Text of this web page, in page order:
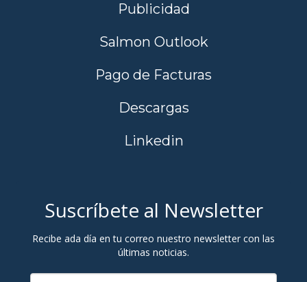
Publicidad
Salmon Outlook
Pago de Facturas
Descargas
Linkedin
Suscríbete al Newsletter
Recibe ada día en tu correo nuestro newsletter con las
últimas noticias.